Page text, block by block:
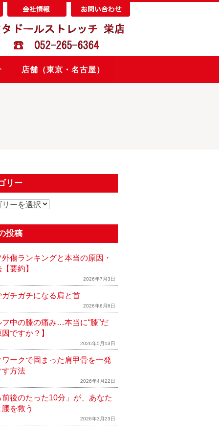
店舗（東京・名古屋）
リー
投稿
傷ランキングと本当の原因・
要約】
2026年7月3日
ガチガチになる肩と首
2026年6月6日
フ中の膝の痛み…本当に“膝”だ
ですか？】
2026年5月13日
ワークで固まった肩甲骨を一発
す方法
2026年4月22日
前後のたった10分」が、あなた
を救う
2026年3月23日